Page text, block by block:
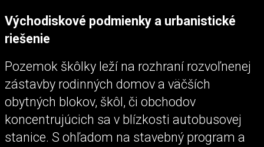
Východiskové podmienky a urbanistické
riešenie
Pozemok škôlky leží na rozhraní rozvoľnenej
zástavby rodinných domov a väčších
obytných blokov, škôl, či obchodov
koncentrujúcich sa v blízkosti autobusovej
stanice. S ohľadom na stavebný program a